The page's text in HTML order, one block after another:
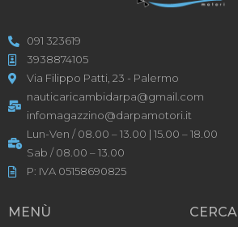
091 323619
3938874105
Via Filippo Patti, 23 - Palermo
nauticaricambidarpa@gmail.com
infomagazzino@darpamotori.it
Lun-Ven / 08.00 – 13.00 | 15.00 – 18.00
Sab / 08.00 – 13.00
P: IVA 05158690825
MENÙ CERCA